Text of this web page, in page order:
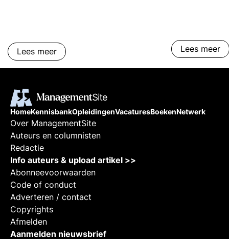
Lees meer
door OpenAI. Deze kennisbank-
effecten op
Lees meer
HomeKennisbankOpleidingenVacaturesBoekenNetwerk
Over ManagementSite
Auteurs en columnisten
Redactie
Info auteurs & upload artikel >>
Abonneevoorwaarden
Code of conduct
Adverteren / contact
Copyrights
Afmelden
Aanmelden nieuwsbrief